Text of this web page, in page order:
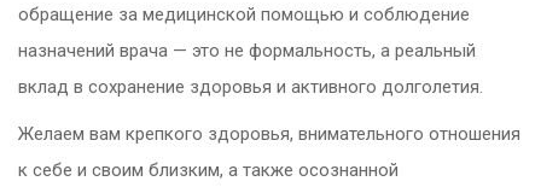
обращение за медицинской помощью и соблюдение
назначений врача — это не формальность, а реальный
вклад в сохранение здоровья и активного долголетия.
Желаем вам крепкого здоровья, внимательного отношения
к себе и своим близким, а также осознанной